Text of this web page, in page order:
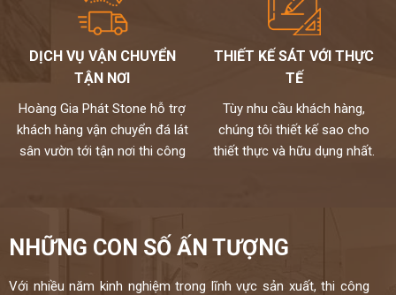
DỊCH VỤ VẬN CHUYỂN
TẬN NƠI
Hoàng Gia Phát Stone hỗ trợ
khách hàng vận chuyển đá lát
sân vườn tới tận nơi thi công
THIẾT KẾ SÁT VỚI THỰC
TẾ
Tùy nhu cầu khách hàng,
chúng tôi thiết kế sao cho
thiết thực và hữu dụng nhất.
NHỮNG CON SỐ ẤN TƯỢNG
Với nhiều năm kinh nghiệm trong lĩnh vực sản xuất, thi công